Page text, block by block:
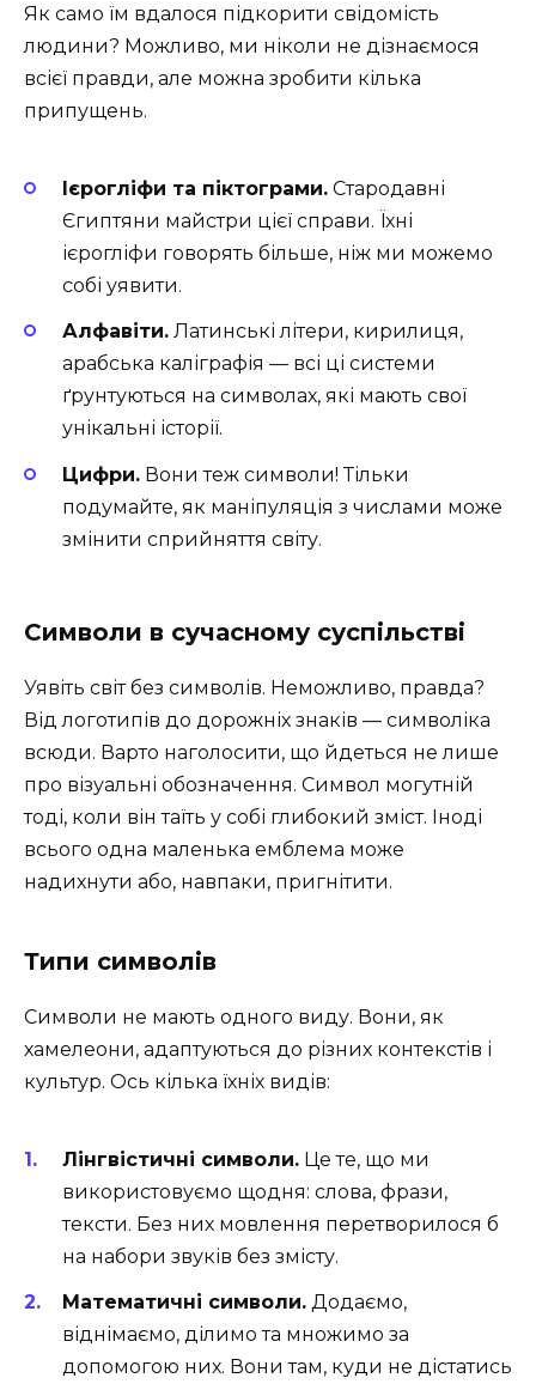
Як само їм вдалося підкорити свідомість
людини? Можливо, ми ніколи не дізнаємося
всієї правди, але можна зробити кілька
припущень.
Ієрогліфи та піктограми. Стародавні
Єгиптяни майстри цієї справи. Їхні
ієрогліфи говорять більше, ніж ми можемо
собі уявити.
Алфавіти. Латинські літери, кирилиця,
арабська каліграфія — всі ці системи
ґрунтуються на символах, які мають свої
унікальні історії.
Цифри. Вони теж символи! Тільки
подумайте, як маніпуляція з числами може
змінити сприйняття світу.
Символи в сучасному суспільстві
Уявіть світ без символів. Неможливо, правда?
Від логотипів до дорожніх знаків — символіка
всюди. Варто наголосити, що йдеться не лише
про візуальні обозначення. Символ могутній
тоді, коли він таїть у собі глибокий зміст. Іноді
всього одна маленька емблема може
надихнути або, навпаки, пригнітити.
Типи символів
Символи не мають одного виду. Вони, як
хамелеони, адаптуються до різних контекстів і
культур. Ось кілька їхніх видів:
Лінгвістичні символи. Це те, що ми
використовуємо щодня: слова, фрази,
тексти. Без них мовлення перетворилося б
на набори звуків без змісту.
Математичні символи. Додаємо,
віднімаємо, ділимо та множимо за
допомогою них. Вони там, куди не дістатись